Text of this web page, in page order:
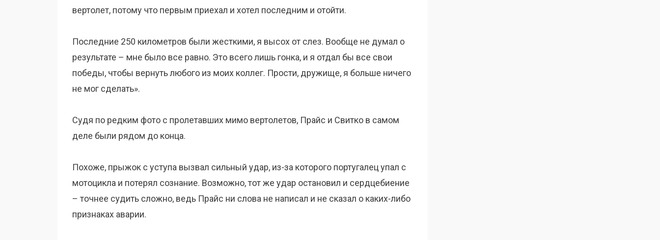
вертолет, потому что первым приехал и хотел последним и отойти.
Последние 250 километров были жесткими, я высох от слез. Вообще не думал о
результате – мне было все равно. Это всего лишь гонка, и я отдал бы все свои
победы, чтобы вернуть любого из моих коллег. Прости, дружище, я больше ничего
не мог сделать».
Судя по редким фото с пролетавших мимо вертолетов, Прайс и Свитко в самом
деле были рядом до конца.
Похоже, прыжок с уступа вызвал сильный удар, из-за которого португалец упал с
мотоцикла и потерял сознание. Возможно, тот же удар остановил и сердцебиение
– точнее судить сложно, ведь Прайс ни слова не написал и не сказал о каких-либо
признаках аварии.